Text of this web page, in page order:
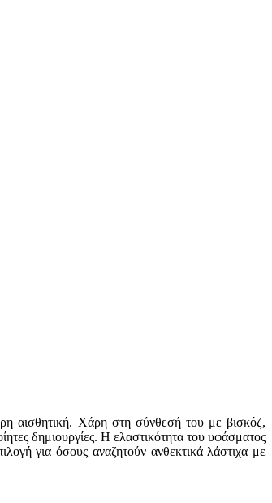
αισθητική. Χάρη στη σύνθεσή του με βισκόζ,
δημιουργίες. Η ελαστικότητα του υφάσματος
για όσους αναζητούν ανθεκτικά λάστιχα με